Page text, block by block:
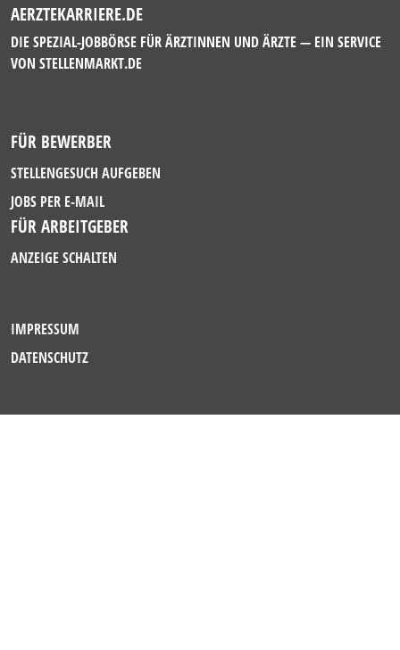
AERZTEKARRIERE.DE
DIE SPEZIAL-JOBBÖRSE FÜR ÄRZTINNEN UND ÄRZTE — EIN SERVICE
VON STELLENMARKT.DE
FÜR BEWERBER
STELLENGESUCH AUFGEBEN
JOBS PER E-MAIL
FÜR ARBEITGEBER
ANZEIGE SCHALTEN
IMPRESSUM
DATENSCHUTZ